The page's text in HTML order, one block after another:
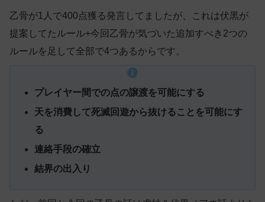
乙骨が1人で400点獲る発言してましたが、これは伏黒が
提案してたルール+今回乙骨が気づいた追加すべき2つの
ルールを足して全部で4つあるからです。
プレイヤー間での点の譲渡を可能にする
天を消費して死滅回遊から抜けることを可能にす
る
連絡手段の確立
結界の出入り